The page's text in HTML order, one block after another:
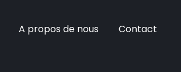
A propos de nous Contact